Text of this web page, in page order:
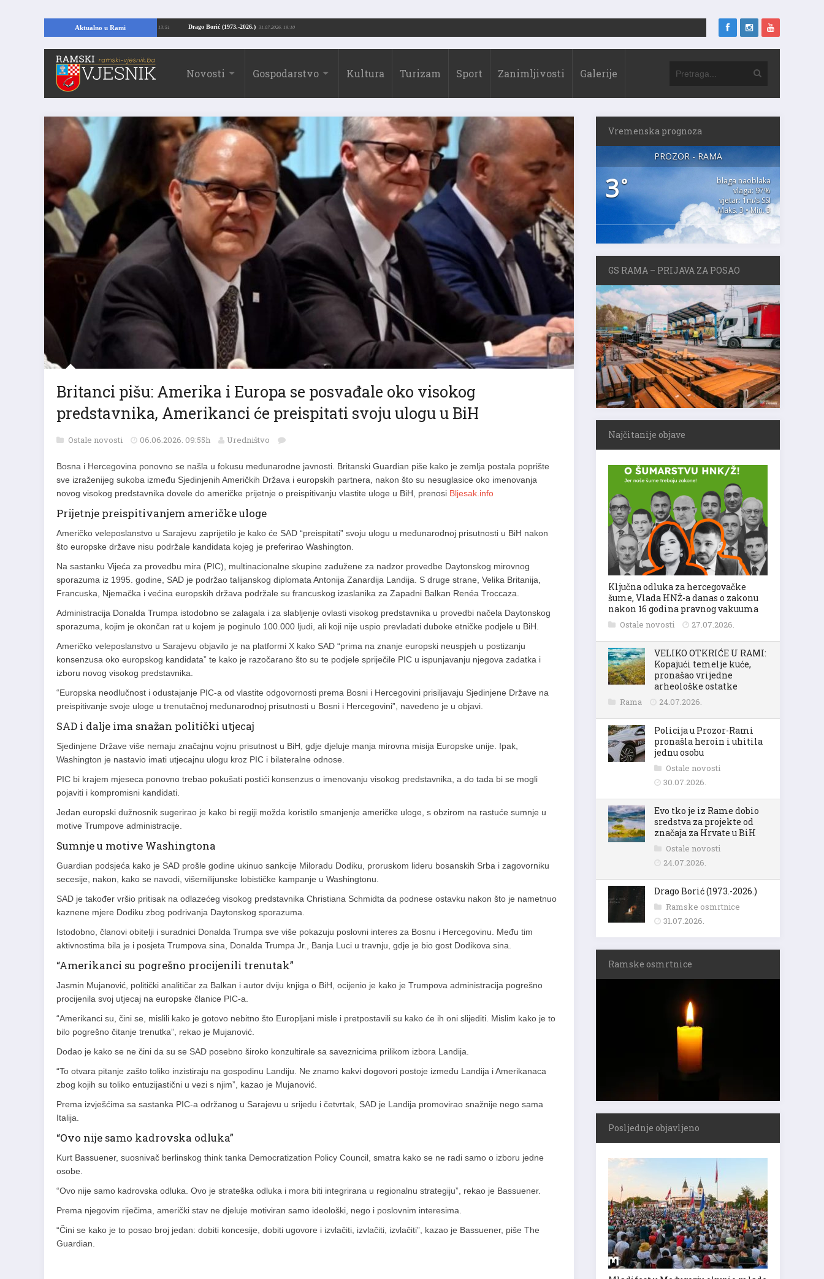
Aktualno u Rami Drago Borić (1973.-2026.) 31.07.2026. 19:10
temelje kuće, pronašao vrijedne arheološke ostatke 24.07.2026. 13:51
Novosti Gospodarstvo Kultura Turizam Sport Zanimljivosti Galerije
Britanci pišu: Amerika i Europa se posvađale oko visokog
predstavnika, Amerikanci će preispitati svoju ulogu u BiH
Ostale novosti 06.06.2026. 09:55h Uredništvo
Bosna i Hercegovina ponovno se našla u fokusu međunarodne javnosti. Britanski Guardian piše kako je zemlja postala poprište
sve izraženijeg sukoba između Sjedinjenih Američkih Država i europskih partnera, nakon što su nesuglasice oko imenovanja
novog visokog predstavnika dovele do američke prijetnje o preispitivanju vlastite uloge u BiH, prenosi Bljesak.info
Prijetnje preispitivanjem američke uloge
Američko veleposlanstvo u Sarajevu zaprijetilo je kako će SAD “preispitati” svoju ulogu u međunarodnoj prisutnosti u BiH nakon
što europske države nisu podržale kandidata kojeg je preferirao Washington.
Na sastanku Vijeća za provedbu mira (PIC), multinacionalne skupine zadužene za nadzor provedbe Daytonskog mirovnog
sporazuma iz 1995. godine, SAD je podržao talijanskog diplomata Antonija Zanardija Landija. S druge strane, Velika Britanija,
Francuska, Njemačka i većina europskih država podržale su francuskog izaslanika za Zapadni Balkan Renéa Troccaza.
Administracija Donalda Trumpa istodobno se zalagala i za slabljenje ovlasti visokog predstavnika u provedbi načela Daytonskog
sporazuma, kojim je okončan rat u kojem je poginulo 100.000 ljudi, ali koji nije uspio prevladati duboke etničke podjele u BiH.
Američko veleposlanstvo u Sarajevu objavilo je na platformi X kako SAD “prima na znanje europski neuspjeh u postizanju
konsenzusa oko europskog kandidata” te kako je razočarano što su te podjele spriječile PIC u ispunjavanju njegova zadatka i
izboru novog visokog predstavnika.
“Europska neodlučnost i odustajanje PIC-a od vlastite odgovornosti prema Bosni i Hercegovini prisiljavaju Sjedinjene Države na
preispitivanje svoje uloge u trenutačnoj međunarodnoj prisutnosti u Bosni i Hercegovini”, navedeno je u objavi.
SAD i dalje ima snažan politički utjecaj
Sjedinjene Države više nemaju značajnu vojnu prisutnost u BiH, gdje djeluje manja mirovna misija Europske unije. Ipak,
Washington je nastavio imati utjecajnu ulogu kroz PIC i bilateralne odnose.
PIC bi krajem mjeseca ponovno trebao pokušati postići konsenzus o imenovanju visokog predstavnika, a do tada bi se mogli
pojaviti i kompromisni kandidati.
Jedan europski dužnosnik sugerirao je kako bi regiji možda koristilo smanjenje američke uloge, s obzirom na rastuće sumnje u
motive Trumpove administracije.
Sumnje u motive Washingtona
Guardian podsjeća kako je SAD prošle godine ukinuo sankcije Miloradu Dodiku, proruskom lideru bosanskih Srba i zagovorniku
secesije, nakon, kako se navodi, višemilijunske lobističke kampanje u Washingtonu.
SAD je također vršio pritisak na odlazećeg visokog predstavnika Christiana Schmidta da podnese ostavku nakon što je nametnuo
kaznene mjere Dodiku zbog podrivanja Daytonskog sporazuma.
Istodobno, članovi obitelji i suradnici Donalda Trumpa sve više pokazuju poslovni interes za Bosnu i Hercegovinu. Među tim
aktivnostima bila je i posjeta Trumpova sina, Donalda Trumpa Jr., Banja Luci u travnju, gdje je bio gost Dodikova sina.
“Amerikanci su pogrešno procijenili trenutak”
Jasmin Mujanović, politički analitičar za Balkan i autor dviju knjiga o BiH, ocijenio je kako je Trumpova administracija pogrešno
procijenila svoj utjecaj na europske članice PIC-a.
“Amerikanci su, čini se, mislili kako je gotovo nebitno što Europljani misle i pretpostavili su kako će ih oni slijediti. Mislim kako je to
bilo pogrešno čitanje trenutka”, rekao je Mujanović.
Dodao je kako se ne čini da su se SAD posebno široko konzultirale sa saveznicima prilikom izbora Landija.
“To otvara pitanje zašto toliko inzistiraju na gospodinu Landiju. Ne znamo kakvi dogovori postoje između Landija i Amerikanaca
zbog kojih su toliko entuzijastični u vezi s njim”, kazao je Mujanović.
Prema izvješćima sa sastanka PIC-a održanog u Sarajevu u srijedu i četvrtak, SAD je Landija promovirao snažnije nego sama
Italija.
“Ovo nije samo kadrovska odluka”
Kurt Bassuener, suosnivač berlinskog think tanka Democratization Policy Council, smatra kako se ne radi samo o izboru jedne
osobe.
“Ovo nije samo kadrovska odluka. Ovo je strateška odluka i mora biti integrirana u regionalnu strategiju”, rekao je Bassuener.
Prema njegovim riječima, američki stav ne djeluje motiviran samo ideološki, nego i poslovnim interesima.
“Čini se kako je to posao broj jedan: dobiti koncesije, dobiti ugovore i izvlačiti, izvlačiti, izvlačiti”, kazao je Bassuener, piše The
Guardian.
Vremenska prognoza
PROZOR - RAMA
3°
blaga naoblaka
vlaga: 97%
vjetar: 1m/s SSI
Maks. 3 • Min. 3
GS RAMA – PRIJAVA ZA POSAO
Najčitanije objave
Ključna odluka za hercegovačke
šume, Vlada HNŽ-a danas o zakonu
nakon 16 godina pravnog vakuuma
Ostale novosti 27.07.2026.
VELIKO OTKRIĆE U RAMI:
Kopajući temelje kuće,
pronašao vrijedne
arheološke ostatke
Rama 24.07.2026.
Policija u Prozor-Rami
pronašla heroin i uhitila
jednu osobu
Ostale novosti
30.07.2026.
Evo tko je iz Rame dobio
sredstva za projekte od
značaja za Hrvate u BiH
Ostale novosti
24.07.2026.
Drago Borić (1973.-2026.)
Ramske osmrtnice
31.07.2026.
Ramske osmrtnice
Posljednje objavljeno